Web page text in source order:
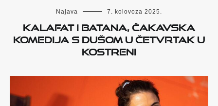
Najava 7. kolovoza 2025.
KALAFAT I BATANA, ČAKAVSKA
KOMEDIJA S DUŠOM U ČETVRTAK U
KOSTRENI